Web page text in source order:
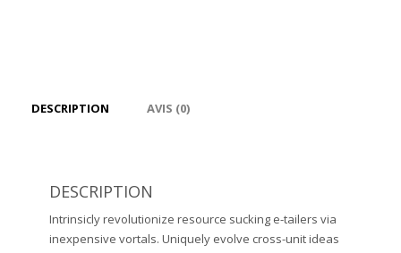
DESCRIPTION AVIS (0)
DESCRIPTION
Intrinsicly revolutionize resource sucking e-tailers via
inexpensive vortals. Uniquely evolve cross-unit ideas